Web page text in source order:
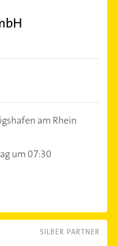
am Rhein
um 07:30
SILBER PARTNER